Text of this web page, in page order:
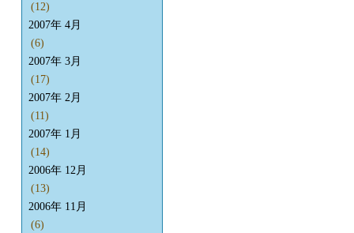
(12)
2007年 4月
(6)
2007年 3月
(17)
2007年 2月
(11)
2007年 1月
(14)
2006年 12月
(13)
2006年 11月
(6)